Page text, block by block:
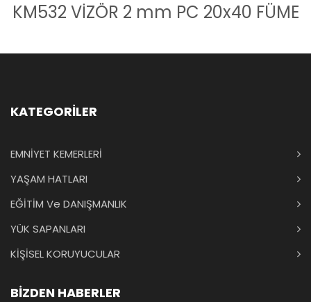
KM532 VİZÖR 2 mm PC 20x40 FÜME
KATEGORİLER
EMNİYET KEMERLERİ
YAŞAM HATLARI
EĞİTİM Ve DANIŞMANLIK
YÜK SAPANLARI
KİŞİSEL KORUYUCULAR
BİZDEN HABERLER